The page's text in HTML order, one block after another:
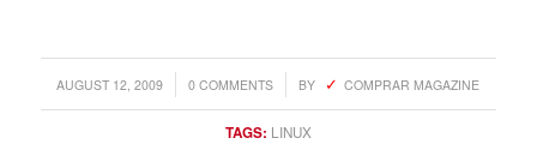
AUGUST 12, 2009
/ 0 COMMENTS
/ BY COMPRAR MAGAZINE
TAGS: LINUX